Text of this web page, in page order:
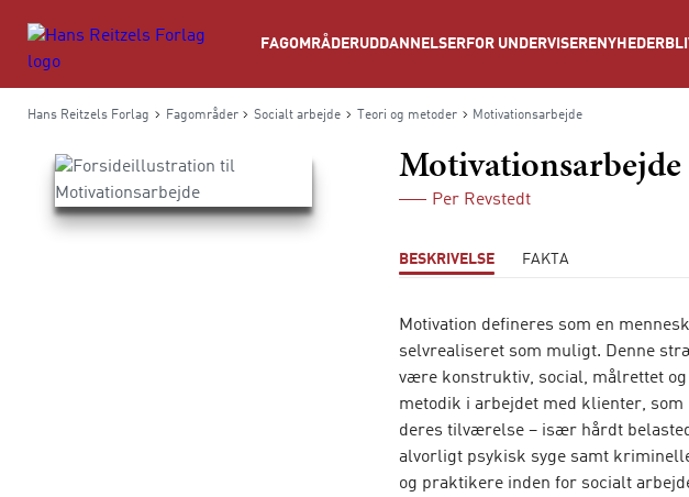
FAGOMRÅDERUDDANNELSER FOR UNDERVISERE NYHEDER
Hans Reitzels Forlag Fagområder Socialt arbejde Teori og metoder Motivationsarbejde
Motivationsarbejde
Per Revstedt
BESKRIVELSE FAKTA
Motivation defineres som en
selvrealiseret som muligt. Denne
være konstruktiv, social, målrettet
metodik i arbejdet med klienter,
deres tilværelse – især hårdt
alvorligt psykisk syge samt
og praktikere inden for socialt